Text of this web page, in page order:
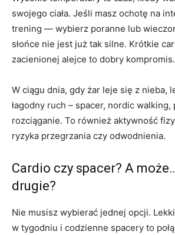
swojego ciała. Jeśli masz ochotę na
trening — wybierz poranne lub
słońce nie jest już tak silne. Krótkie
zacienionej alejce to dobry kompromis.
W ciągu dnia, gdy żar leje się z nieba,
łagodny ruch – spacer, nordic walking,
rozciąganie. To również aktywność
ryzyka przegrzania czy odwodnienia.
Cardio czy spacer? A
drugie?
Nie musisz wybierać jednej opcji.
w tygodniu i codzienne spacery to